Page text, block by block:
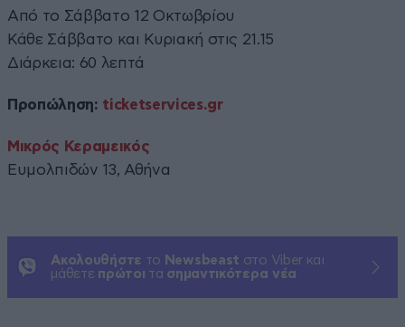
Από το Σάββατο 12 Οκτωβρίου
Κάθε Σάββατο και Κυριακή στις 21.15
Διάρκεια: 60 λεπτά
Προπώληση: ticketservices.gr
Μικρός Κεραμεικός
Ευμολπιδών 13, Αθήνα
Ακολουθήστε το Newsbeast στο Viber και
μάθετε πρώτοι τα σημαντικότερα νέα